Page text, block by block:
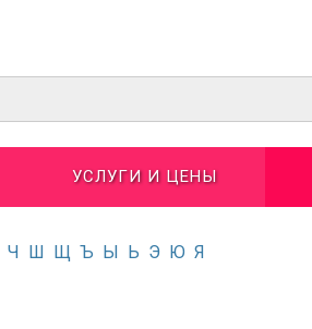
УСЛУГИ И ЦЕНЫ
Ч Ш Щ Ъ Ы Ь Э Ю Я